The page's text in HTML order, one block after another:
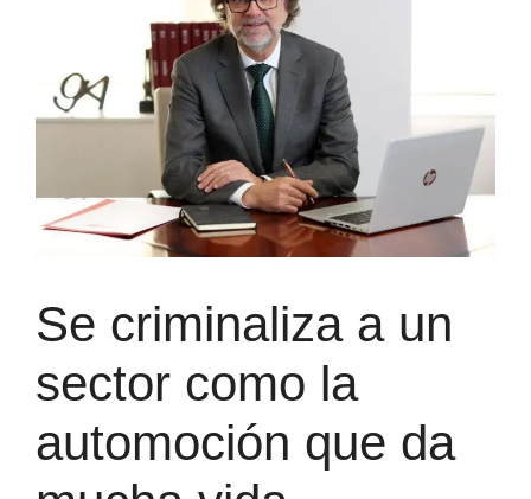
Se criminaliza a un
sector como la
automoción que da